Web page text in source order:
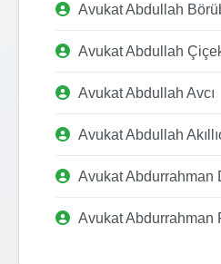
Avukat Abdullah
Avukat Abdullah
Avukat Abdullah Avcı
Avukat Abdullah
Avukat Abdurrahman
Avukat Abdurrahman